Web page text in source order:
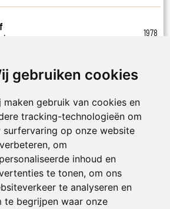
gebruiken cookies
maken gebruik van cookies en
tracking-technologieën om
surfervaring op onze website
om
inhoud en
te tonen, om ons
te analyseren en
te begrijpen waar onze
1978